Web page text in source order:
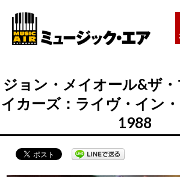
ジョン・メイオール&ザ
イカーズ：ライヴ・イン
1988